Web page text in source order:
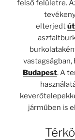
felső felületre.
elterjedt
Budapest. A
járműben is